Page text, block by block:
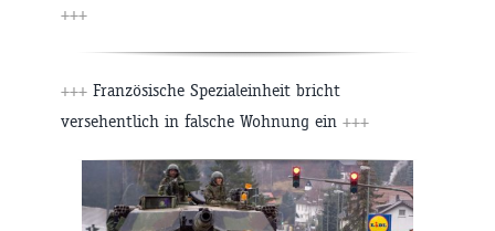
+++
+++ Französische Spezialeinheit bricht
versehentlich in falsche Wohnung ein +++